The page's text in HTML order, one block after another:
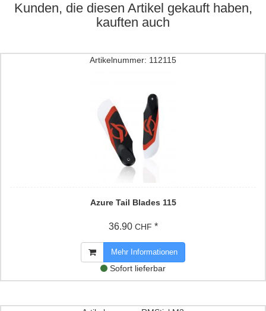
Kunden, die diesen Artikel gekauft haben,
kauften auch
Artikelnummer: 112115
Azure Tail Blades 115
36.90 CHF *
Mehr Informationen
Sofort lieferbar